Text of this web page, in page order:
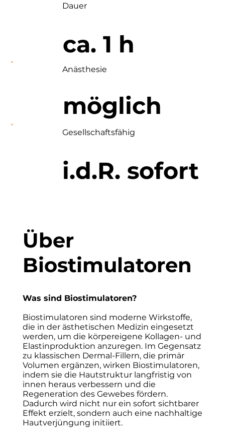
Dauer
ca. 1 h
Anästhesie
möglich
Gesellschaftsfähig
i.d.R. sofort
Über
Biostimulatoren
Was sind Biostimulatoren?
Biostimulatoren sind moderne Wirkstoffe,
die in der ästhetischen Medizin eingesetzt
werden, um die körpereigene Kollagen- und
Elastinproduktion anzuregen. Im Gegensatz
zu klassischen Dermal-Fillern, die primär
Volumen ergänzen, wirken Biostimulatoren,
indem sie die Hautstruktur langfristig von
innen heraus verbessern und die
Regeneration des Gewebes fördern.
Dadurch wird nicht nur ein sofort sichtbarer
Effekt erzielt, sondern auch eine nachhaltige
Hautverjüngung initiiert.